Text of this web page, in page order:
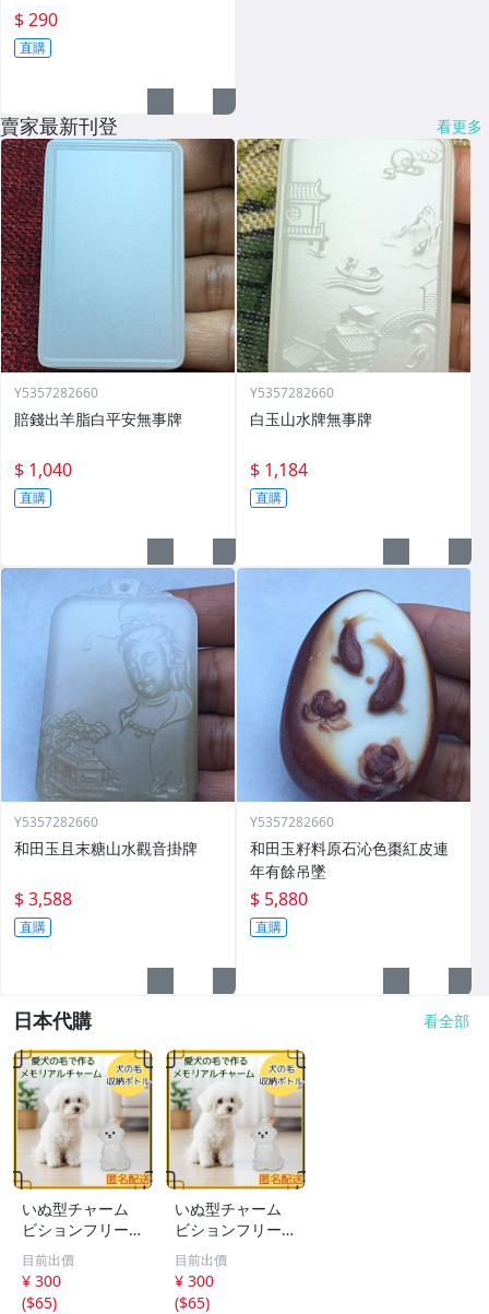
$ 290
直購
賣家最新刊登 看更多
Y5357282660
賠錢出羊脂白平安無事牌
$ 1,040
直購
Y5357282660
白玉山水牌無事牌
$ 1,184
直購
Y5357282660
和田玉且末糖山水觀音掛牌
$ 3,588
直購
Y5357282660
和田玉籽料原石沁色棗紅皮連
年有餘吊墜
$ 5,880
直購
日本代購 看全部
いぬ型チャーム
ビションフリーゼ
アクセサリー キ
ーホルダー ペア
思い出
目前出價
¥ 300
($65)
いぬ型チャーム
ビションフリーゼ
アクセサリー キ
ーホルダー ペア
思い出
目前出價
¥ 300
($65)